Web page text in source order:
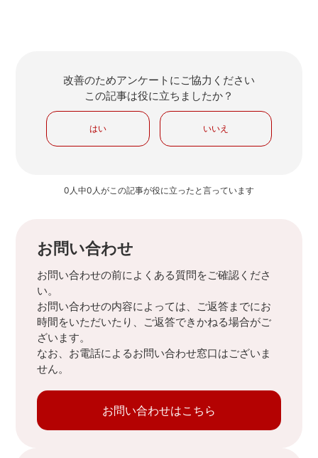
改善のためアンケートにご協力ください
この記事は役に立ちましたか？
はい いいえ
0人中0人がこの記事が役に立ったと言っています
お問い合わせ
お問い合わせの前によくある質問をご確認くださ
い。
お問い合わせの内容によっては、ご返答までにお
時間をいただいたり、ご返答できかねる場合がご
ざいます。
なお、お電話によるお問い合わせ窓口はございま
せん。
お問い合わせはこちら